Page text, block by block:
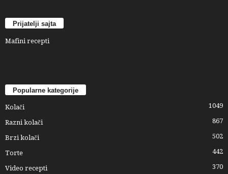
Prijatelji sajta
Mafini recepti
Popularne kategorije
Kolači 1049
Razni kolači 867
Brzi kolači 502
Torte 442
Video recepti 370